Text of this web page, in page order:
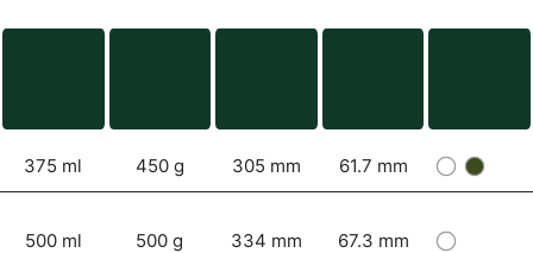
375 ml 450 g 305 mm 61.7 mm
500 ml 500 g 334 mm 67.3 mm